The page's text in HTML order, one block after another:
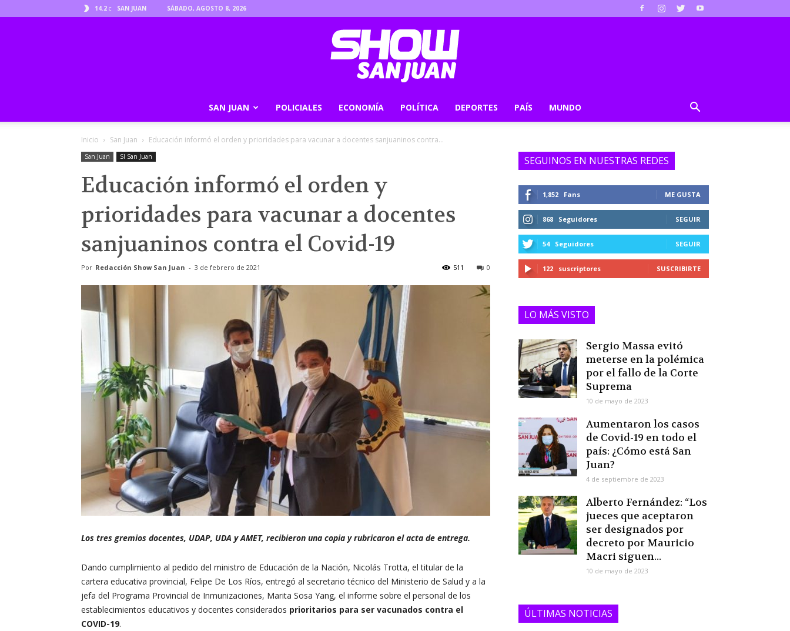
14.2 C SAN JUAN SÁBADO, AGOSTO 8, 2026
Show
SAN JUAN POLICIALES ECONOMÍA POLÍTICA DEPORTES PAÍS MUNDO
Inicio San Juan Educación informó el orden y prioridades para vacunar a docentes sanjuaninos contra...
San Juan SI San Juan
Educación informó el orden y
prioridades para vacunar a docentes
sanjuaninos contra el Covid-19
Por Redacción Show San Juan - 3 de febrero de 2021 0
511
Los tres gremios docentes, UDAP, UDA y AMET, recibieron una copia y rubricaron el acta de entrega.
Dando cumplimiento al pedido del ministro de Educación de la Nación, Nicolás Trotta, el titular de la
cartera educativa provincial, Felipe De Los Ríos, entregó al secretario técnico del Ministerio de Salud y a la
jefa del Programa Provincial de Inmunizaciones, Marita Sosa Yang, el informe sobre el personal de los
establecimientos educativos y docentes considerados prioritarios para ser vacunados contra el
COVID-19.
SEGUINOS EN NUESTRAS REDES
1,852 Fans ME GUSTA
868 Seguidores SEGUIR
54 Seguidores SEGUIR
122 suscriptores SUSCRIBIRTE
LO MÁS VISTO
Sergio Massa evitó
meterse en la polémica
por el fallo de la Corte
Suprema
10 de mayo de 2023
Aumentaron los casos
de Covid-19 en todo el
país: ¿Cómo está San
Juan?
4 de septiembre de 2023
Alberto Fernández: “Los
jueces que aceptaron
ser designados por
decreto por Mauricio
Macri siguen...
10 de mayo de 2023
ÚLTIMAS NOTICIAS